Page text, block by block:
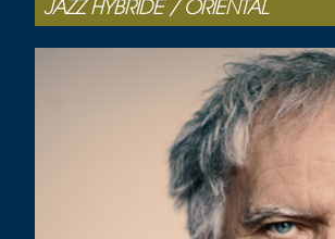
JAZZ HYBRIDE / ORIENTAL